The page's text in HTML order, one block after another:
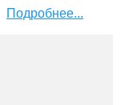
Подробнее...